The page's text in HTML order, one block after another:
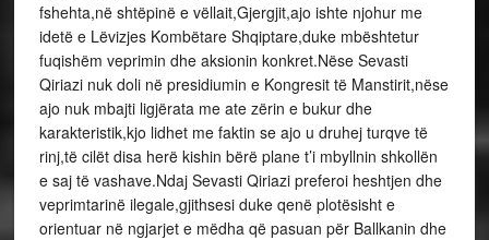
fshehta,në shtëpinë e vëllait,Gjergjit,ajo ishte njohur me
idetë e Lëvizjes Kombëtare Shqiptare,duke mbështetur
fuqishëm veprimin dhe aksionin konkret.Nëse Sevasti
Qiriazi nuk doli në presidiumin e Kongresit të Manstirit,nëse
ajo nuk mbajti ligjërata me ate zërin e bukur dhe
karakteristik,kjo lidhet me faktin se ajo u druhej turqve të
rinj,të cilët disa herë kishin bërë plane t’i mbyllnin shkollën
e saj të vashave.Ndaj Sevasti Qiriazi preferoi heshtjen dhe
veprimtarinë ilegale,gjithsesi duke qenë plotësisht e
orientuar në ngjarjet e mëdha që pasuan për Ballkanin dhe